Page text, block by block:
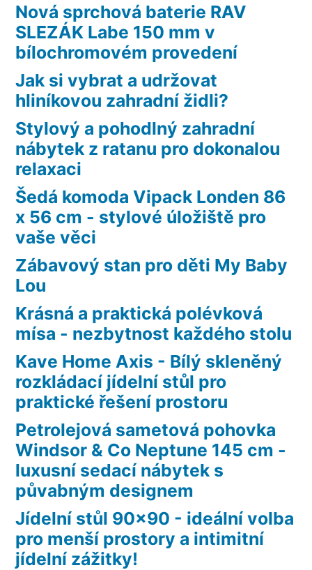
Nová sprchová baterie RAV
SLEZÁK Labe 150 mm v
bílochromovém provedení
Jak si vybrat a udržovat
hliníkovou zahradní židli?
Stylový a pohodlný zahradní
nábytek z ratanu pro dokonalou
relaxaci
Šedá komoda Vipack Londen 86
x 56 cm - stylové úložiště pro
vaše věci
Zábavový stan pro děti My Baby
Lou
Krásná a praktická polévková
mísa - nezbytnost každého stolu
Kave Home Axis - Bílý skleněný
rozkládací jídelní stůl pro
praktické řešení prostoru
Petrolejová sametová pohovka
Windsor & Co Neptune 145 cm -
luxusní sedací nábytek s
půvabným designem
Jídelní stůl 90×90 - ideální volba
pro menší prostory a intimitní
jídelní zážitky!